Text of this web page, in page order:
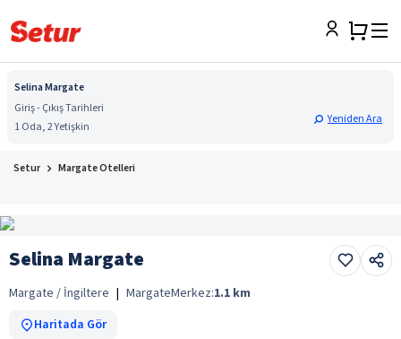
Selina Margate
Giriş - Çıkış Tarihleri
1 Oda, 2 Yetişkin
Yeniden Ara
Setur Margate Otelleri
Selina Margate
Margate / İngiltere | MargateMerkez:1.1 km
Haritada Gör